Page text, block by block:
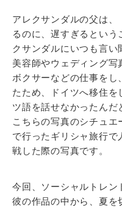
アレクサンダルの父は、
るのに、遅すぎるという
クサンダルにいつも言い
美容師やウェディング写
ボクサーなどの仕事をし
たため、ドイツへ移住を
ツ語を話せなかったんだ
こちらの写真のシチュ
で行ったギリシャ旅行
戦した際の写真です。
今回、ソーシャルトレン
彼の作品の中から、夏を